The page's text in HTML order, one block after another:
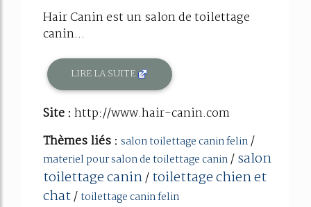
Hair Canin est un salon de toilettage
canin...
LIRE LA SUITE
Site : http://www.hair-canin.com
Thèmes liés : salon toilettage canin felin/
materiel pour salon de toilettage canin/salon
toilettage canin/toilettage chien et
chat/ toilettage canin felin